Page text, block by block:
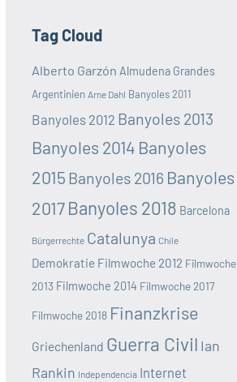
Tag Cloud
Alberto Garzón Almudena Grandes
Argentinien Arne Dahl Banyoles 2011
Banyoles 2012 Banyoles 2013
Banyoles 2014 Banyoles
2015 Banyoles 2016 Banyoles
2017 Banyoles 2018 Barcelona
Bürgerrechte Catalunya Chile
Demokratie Filmwoche 2012 Filmwoche
2013 Filmwoche 2014 Filmwoche 2017
Filmwoche 2018 Finanzkrise
Griechenland Guerra Civil Ian
Rankin Independencia Internet